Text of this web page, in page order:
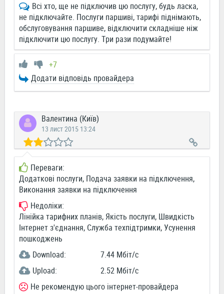
Всі хто, ще не підключив цю послугу, будь ласка,
не підключайте. Послуги паршиві, тарифі піднімають,
обслуговування паршиве, відключити складніше ніж
підключити цю послугу. Три рази подумайте!
+7
Додати відповідь провайдера
Валентина (Київ)
13 лист 2015 13:24
Переваги:
Додаткові послуги, Подача заявки на підключення,
Виконання заявки на підключення
Недоліки:
Лінійка тарифних планів, Якість послуги, Швидкість
Інтернет з'єднання, Служба техпідтримки, Усунення
пошкоджень
Download:
7.44 Мбіт/c
Upload:
2.52 Мбіт/c
Не рекомендую цього інтернет-провайдера